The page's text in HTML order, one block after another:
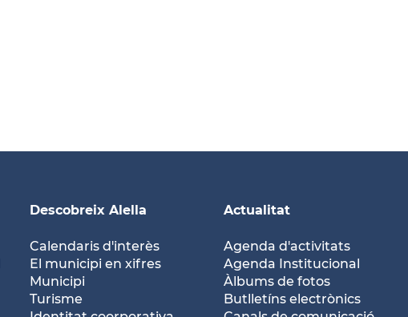
Descobreix Alella
Calendaris d'interès
El municipi en xifres
Municipi
Turisme
Actualitat
Agenda d'activitats
Agenda Institucional
Àlbums de fotos
Butlletíns electrònics